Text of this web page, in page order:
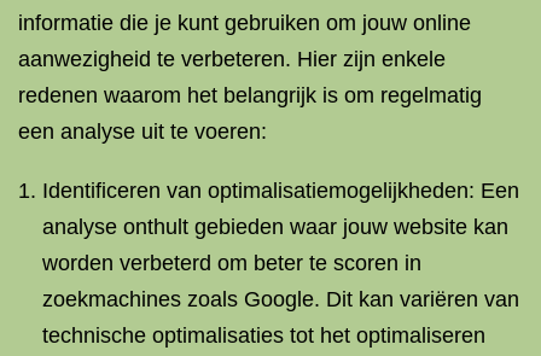
informatie die je kunt gebruiken om jouw online
aanwezigheid te verbeteren. Hier zijn enkele
redenen waarom het belangrijk is om regelmatig
een analyse uit te voeren:
Identificeren van optimalisatiemogelijkheden: Een
analyse onthult gebieden waar jouw website kan
worden verbeterd om beter te scoren in
zoekmachines zoals Google. Dit kan variëren van
technische optimalisaties tot het optimaliseren